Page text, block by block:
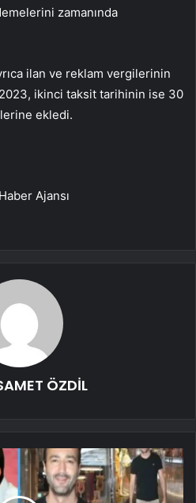
zamanında
ilan ve reklam vergilerinin
ikinci taksit tarihinin ise 30
ekledi.
Ajansı
ÖZDİL